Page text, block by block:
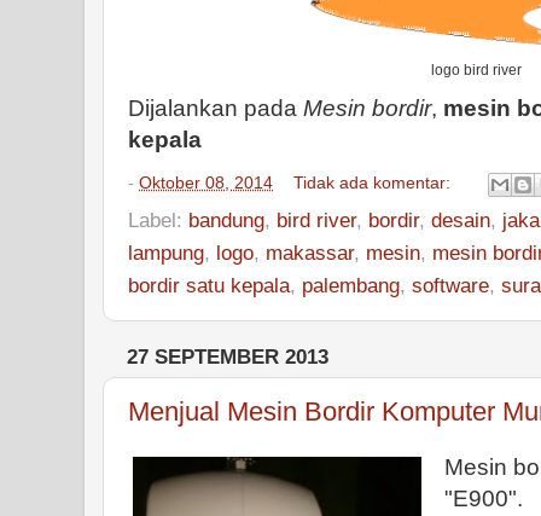
logo bird river
Dijalankan pada Mesin bordir, mesin
kepala
- Oktober 08, 2014 Tidak ada komentar:
Label: bandung, bird river, bordir, desain,
lampung, logo, makassar, mesin, mesin
bordir satu kepala, palembang, software,
27 SEPTEMBER 2013
Menjual Mesin Bordir Komputer
Mesin
"E900".